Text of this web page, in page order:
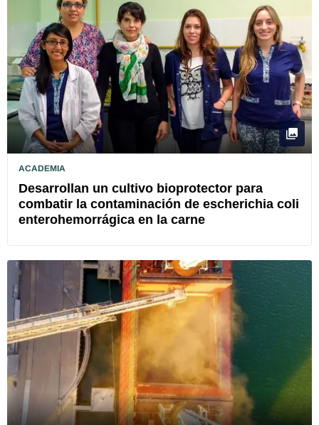
ACADEMIA
Desarrollan un cultivo bioprotector para
combatir la contaminación de escherichia coli
enterohemorrágica en la carne